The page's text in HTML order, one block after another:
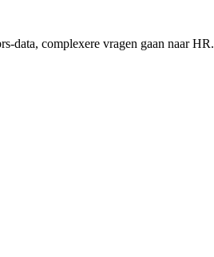
data, complexere vragen gaan naar HR.